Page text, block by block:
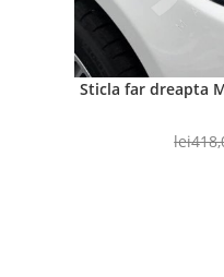
Sticla far dreapta
lei